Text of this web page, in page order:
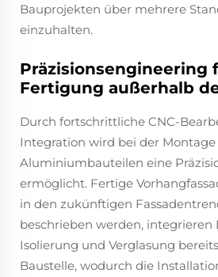
Bauprojekten über mehrere
einzuhalten.
Präzisionsengineering
Fertigung außerhalb
Durch fortschrittliche CNC-
Integration wird bei der Montage
Aluminiumbauteilen eine
ermöglicht. Fertige
in den zukünftigen
beschrieben werden, integrieren
Isolierung und Verglasung
Baustelle, wodurch die